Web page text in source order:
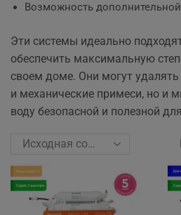
Возможность
Эти системы идеально
обеспечить максимальную
своем доме. Они могут
и механические примеси, но и
воду безопасной и полезной